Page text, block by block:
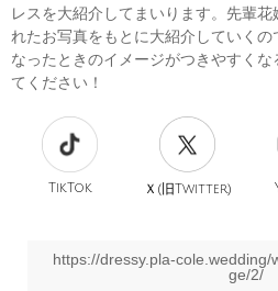
レスを大紹介してまいります。先輩
れたお写真をもとに大紹介していく
なったときのイメージがつきやすく
てください！
TikTok Ｘ(旧Twitter)
https://dressy.pla-
ge/2/